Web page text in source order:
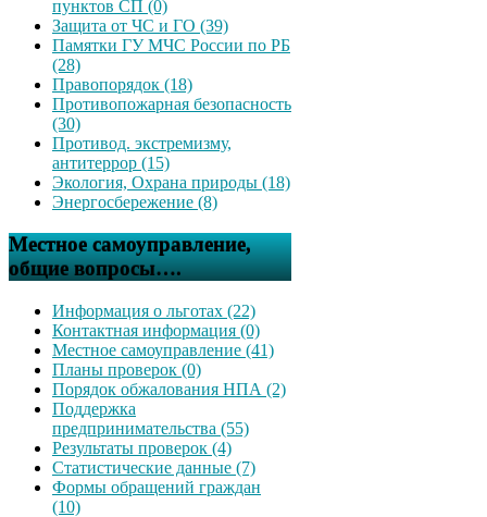
пунктов СП (0)
Защита от ЧС и ГО (39)
Памятки ГУ МЧС России по РБ
(28)
Правопорядок (18)
Противопожарная безопасность
(30)
Противод. экстремизму,
антитеррор (15)
Экология, Охрана природы (18)
Энергосбережение (8)
Местное самоуправление,
общие вопросы….
Информация о льготах (22)
Контактная информация (0)
Местное самоуправление (41)
Планы проверок (0)
Порядок обжалования НПА (2)
Поддержка
предпринимательства (55)
Результаты проверок (4)
Статистические данные (7)
Формы обращений граждан
(10)